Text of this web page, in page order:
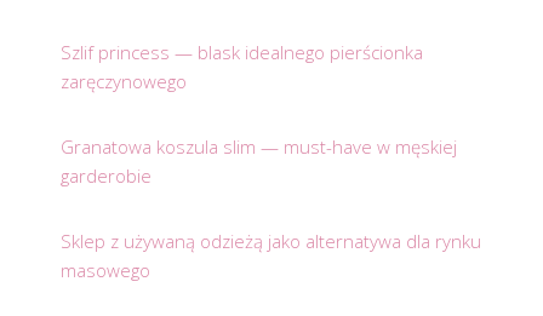
Szlif princess — blask idealnego pierścionka
zaręczynowego
Granatowa koszula slim — must-have w męskiej
garderobie
Sklep z używaną odzieżą jako alternatywa dla rynku
masowego